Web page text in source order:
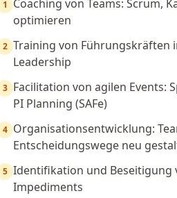
1
Coaching von Teams: Scrum,
optimieren
2 Training von Führungskräften
Leadership
3 Facilitation von agilen Events:
PI Planning (SAFe)
4 Organisationsentwicklung:
Entscheidungswege neu
5 Identifikation und Beseitigung
Impediments